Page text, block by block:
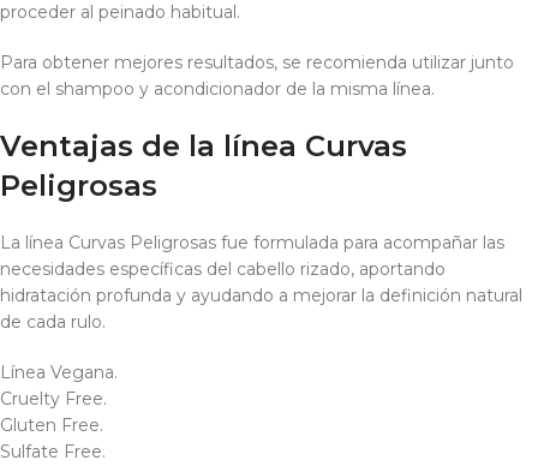
proceder al peinado habitual.
Para obtener mejores resultados, se recomienda utilizar junto
con el shampoo y acondicionador de la misma línea.
Ventajas de la línea Curvas
Peligrosas
La línea Curvas Peligrosas fue formulada para acompañar las
necesidades específicas del cabello rizado, aportando
hidratación profunda y ayudando a mejorar la definición natural
de cada rulo.
Línea Vegana.
Cruelty Free.
Gluten Free.
Sulfate Free.